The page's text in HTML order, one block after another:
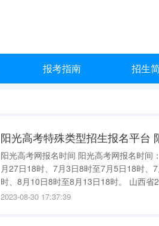
报考指南 招生
阳光高考特殊类型招生报名平台
阳光高考网报名时间 阳光高考网报名时间： 2022年山西高考报名具体时间分别是6月26日8时至6
月27日18时、7月3日8时至7月5日18时
时、8月10日8时至8月13日18时。 山西省2022年普通高校招生填报志愿将在成绩公布后进行，考
2023-08-30 17:37:39